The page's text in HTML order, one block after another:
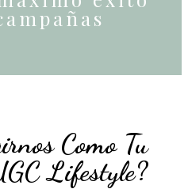
Como Tu
Lifestyle?